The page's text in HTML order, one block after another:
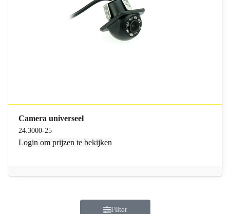
Camera universeel
24.3000-25
Login om prijzen te bekijken
Filter